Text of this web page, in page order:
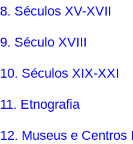
8. Séculos XV-XVII
9. Século XVIII
10. Séculos XIX-XXI
11. Etnografia
12. Museus e Centros